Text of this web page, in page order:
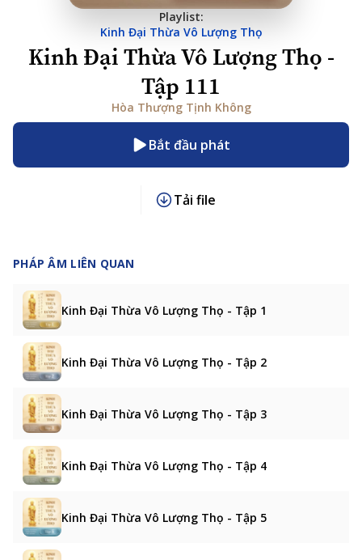
Playlist:
Kinh Đại Thừa Vô Lượng Thọ
Kinh Đại Thừa Vô Lượng Thọ -
Tập 111
Hòa Thượng Tịnh Không
Bắt đầu phát
Tải file
PHÁP ÂM LIÊN QUAN
Kinh Đại Thừa Vô Lượng Thọ - Tập 1
Kinh Đại Thừa Vô Lượng Thọ - Tập 2
Kinh Đại Thừa Vô Lượng Thọ - Tập 3
Kinh Đại Thừa Vô Lượng Thọ - Tập 4
Kinh Đại Thừa Vô Lượng Thọ - Tập 5